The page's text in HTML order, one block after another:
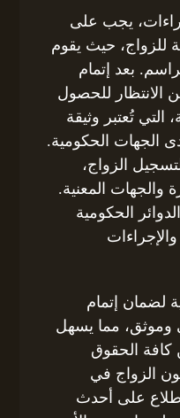
يجب على
للزواج، حيث يقوم
بعد إتمام
الانتظار للحصول
تُعتبر وثيقة
الجهات الحكومية.
الزواج،
والجهات المعنية.
الحكومية
لضمان إتمام
وموثق، مما يسهل
كافة الحقوق
الزواج في
على أحدث